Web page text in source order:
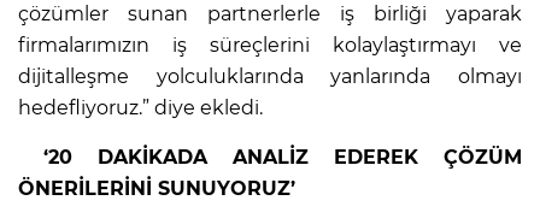
çözümler sunan partnerlerle iş birliği yaparak
firmalarımızın iş süreçlerini kolaylaştırmayı ve
dijitalleşme yolculuklarında yanlarında olmayı
hedefliyoruz.” diye ekledi.
‘20 DAKİKADA ANALİZ EDEREK ÇÖZÜM
ÖNERİLERİNİ SUNUYORUZ’